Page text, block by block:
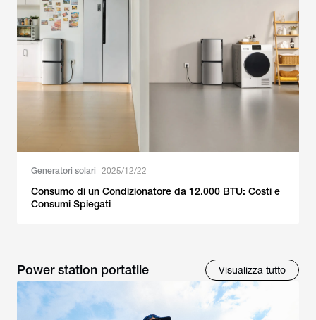
Generatori solari 2025/12/22
Consumo di un Condizionatore da 12.000 BTU: Costi e
Consumi Spiegati
Power station portatile Visualizza tutto